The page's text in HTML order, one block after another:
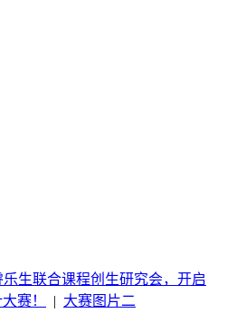
乐生联合课程创生研究会，开启
赛！
| 大赛图片二